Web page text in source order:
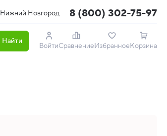
Нижний Новгород 8 (800) 302-75-97
Найти
ВойтиСравнениеИзбранноеКорзина